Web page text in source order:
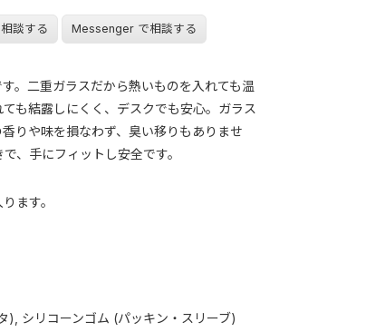
談する Messenger で相談する
。二重ガラスだから熱いものを入れても温
も結露しにくく、デスクでも安心。ガラス
りや味を損なわず、臭い移りもありませ
、手にフィットし安全です。
ます。
), シリコーンゴム (パッキン・スリーブ)